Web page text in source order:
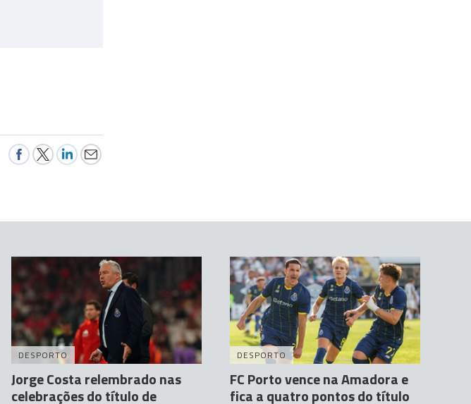
DESPORTO
Jorge Costa relembrado nas
celebrações do título de
DESPORTO
FC Porto vence na Amadora e
fica a quatro pontos do título